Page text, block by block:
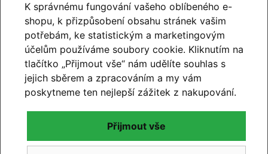
K správnému fungování vašeho oblíbeného e-
shopu, k přizpůsobení obsahu stránek vašim
potřebám, ke statistickým a marketingovým
účelům používáme soubory cookie. Kliknutím na
tlačítko „Přijmout vše“ nám udělíte souhlas s
jejich sběrem a zpracováním a my vám
poskytneme ten nejlepší zážitek z nakupování.
Přijmout vše